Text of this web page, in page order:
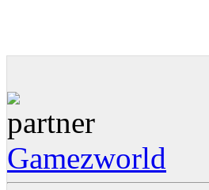
Gamezworld